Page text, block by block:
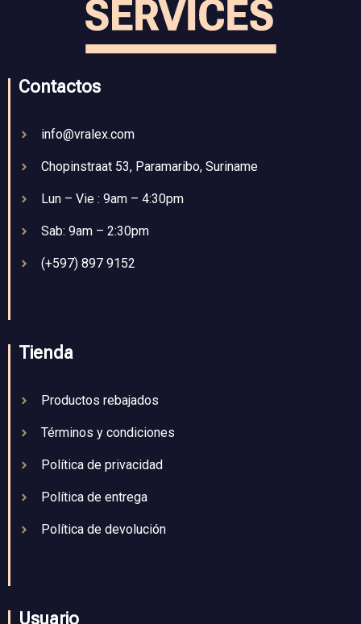
Contactos
info@vralex.com
Chopinstraat 53, Paramaribo, Suriname
Lun – Vie : 9am – 4:30pm
Sab: 9am – 2:30pm
(+597) 897 9152
Tienda
Productos rebajados
Términos y condiciones
Política de privacidad
Política de entrega
Política de devolución
Usuario